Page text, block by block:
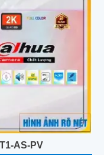
AS-PV